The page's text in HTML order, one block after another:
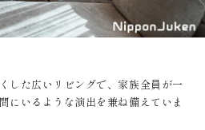
した広いリビングで、家族全員が一
にいるような演出を兼ね備えていま